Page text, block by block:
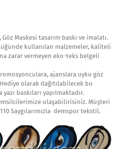
Göz Maskesi tasarım baskı ve imalatı.
kullanılan malzemeler, kaliteli
zarar vermeyen eko-teks belgeli
ajanslara uyku göz
olarak dağıtılabilecek bu
baskıları yapılmaktadır.
ulaşabilirisiniz. Müşteri
Saygılarımızla demspor tekstil.